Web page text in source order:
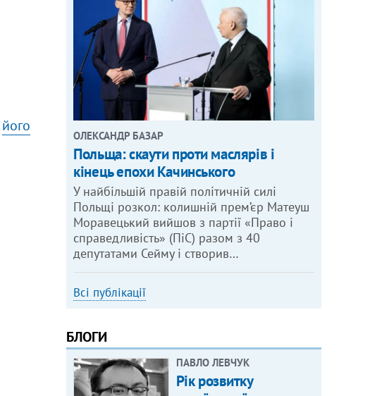
його
ОЛЕКСАНДР БАЗАР
Польща: скаути проти маслярів і
кінець епохи Качинського
У найбільшій правій політичній силі
Польщі розкол: колишній прем’єр Матеуш
Моравецький вийшов з партії «Право і
справедливість» (ПіС) разом з 40
депутатами Сейму і створив…
Всі публікації
БЛОГИ
ПАВЛО ЛЕВЧУК
Рік розвитку